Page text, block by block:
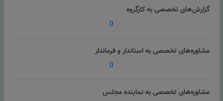
گزارش‌های تخصصی به کارگروه
0
مشاوره‌های تخصصی به استاندار و فرماندار
0
مشاوره‌های تخصصی به نماینده مجلس